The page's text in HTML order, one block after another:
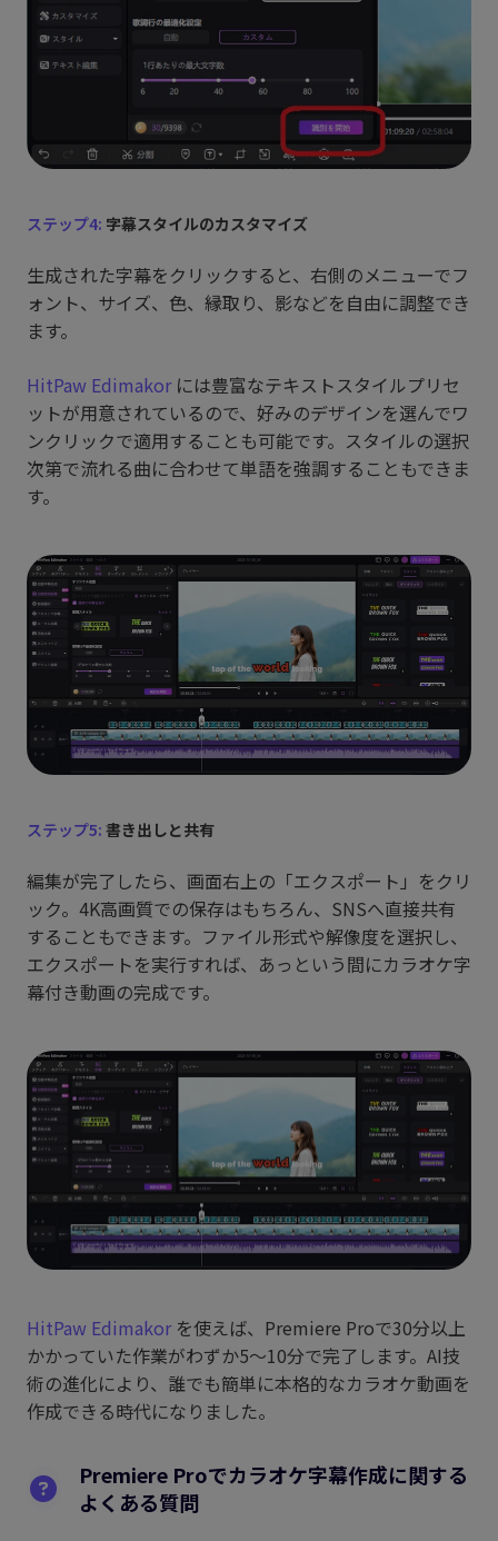
ステップ4: 字幕スタイルのカスタマイズ
生成された字幕をクリックすると、右側のメニューでフ
ォント、サイズ、色、縁取り、影などを自由に調整でき
ます。
HitPaw Edimakor には豊富なテキストスタイルプリセ
ットが用意されているので、好みのデザインを選んでワ
ンクリックで適用することも可能です。スタイルの選択
次第で流れる曲に合わせて単語を強調することもできま
す。
ステップ5: 書き出しと共有
編集が完了したら、画面右上の「エクスポート」をクリ
ック。4K高画質での保存はもちろん、SNSへ直接共有
することもできます。ファイル形式や解像度を選択し、
エクスポートを実行すれば、あっという間にカラオケ字
幕付き動画の完成です。
HitPaw Edimakor を使えば、Premiere Proで30分以上
かかっていた作業がわずか5〜10分で完了します。AI技
術の進化により、誰でも簡単に本格的なカラオケ動画を
作成できる時代になりました。
Premiere Proでカラオケ字幕作成に関する
よくある質問